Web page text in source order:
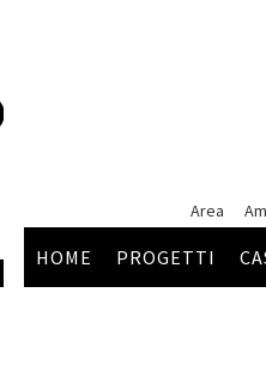
Area
HOME PROGETTI